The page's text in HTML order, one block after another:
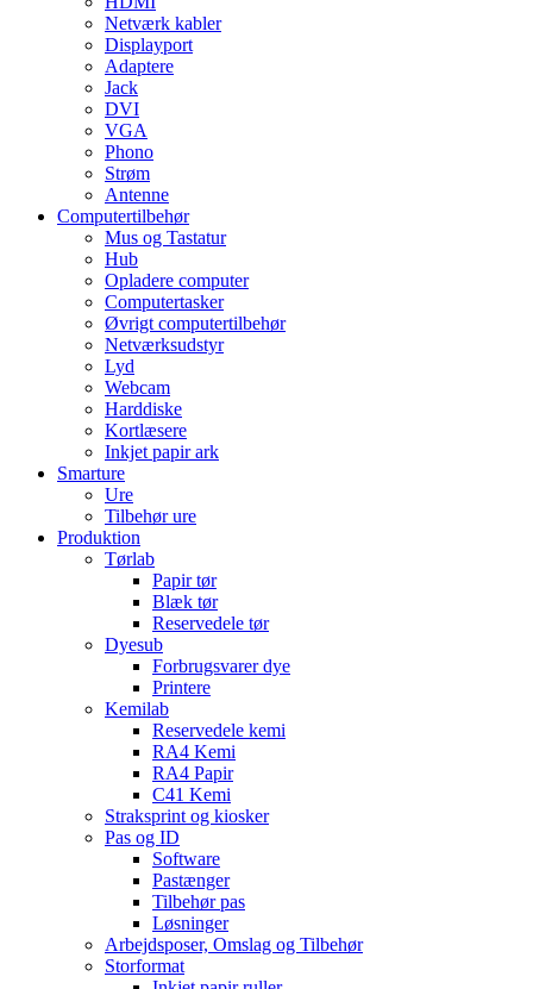
Netværk kabler
Displayport
Adaptere
Jack
DVI
VGA
Phono
Strøm
Antenne
Computertilbehør
Mus og Tastatur
Hub
Opladere computer
Computertasker
Øvrigt computertilbehør
Netværksudstyr
Lyd
Webcam
Harddiske
Kortlæsere
Inkjet papir ark
Smarture
Ure
Tilbehør ure
Produktion
Tørlab
Papir tør
Blæk tør
Reservedele tør
Dyesub
Forbrugsvarer dye
Printere
Kemilab
Reservedele kemi
RA4 Kemi
RA4 Papir
C41 Kemi
Straksprint og kiosker
Pas og ID
Software
Pastænger
Tilbehør pas
Løsninger
Arbejdsposer, Omslag og Tilbehør
Storformat